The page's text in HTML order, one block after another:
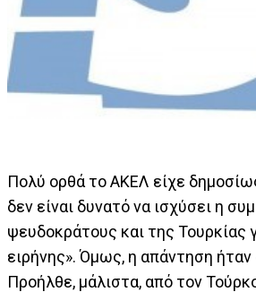
Πολύ ορθά το ΑΚΕΛ είχε
δεν είναι δυνατό να ισχύσει η
ψευδοκράτους και της Τουρκίας
ειρήνης». Όμως, η απάντηση ήταν
Προήλθε, μάλιστα, από τον